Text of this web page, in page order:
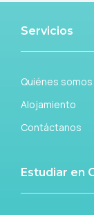
Servicios
Quiénes somos
Alojamiento
Contáctanos
Estudiar en